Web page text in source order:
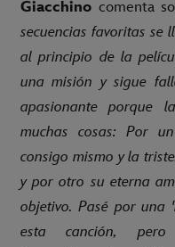
Giacchino comenta
secuencias favoritas se
al principio de la
una misión y sigue
apasionante porque
muchas cosas: Por
consigo mismo y la
y por otro su eterna
objetivo. Pasé por una
esta canción,